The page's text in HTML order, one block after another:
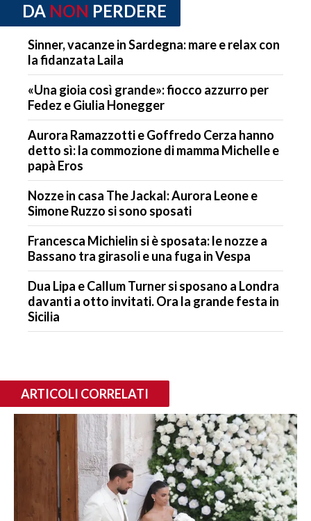
DA NON PERDERE
Sinner, vacanze in Sardegna: mare e relax con
la fidanzata Laila
«Una gioia così grande»: fiocco azzurro per
Fedez e Giulia Honegger
Aurora Ramazzotti e Goffredo Cerza hanno
detto sì: la commozione di mamma Michelle e
papà Eros
Nozze in casa The Jackal: Aurora Leone e
Simone Ruzzo si sono sposati
Francesca Michielin si è sposata: le nozze a
Bassano tra girasoli e una fuga in Vespa
Dua Lipa e Callum Turner si sposano a Londra
davanti a otto invitati. Ora la grande festa in
Sicilia
ARTICOLI CORRELATI